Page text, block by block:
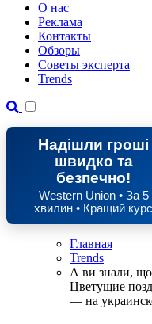
О нас
Реклама
Контакты
Обзоры
Советы эксперта
Trends
Надішли гроші
швидко та
безпечно!
Western Union • За 5
хвилин • Кращий курс
Главная
Trends
А ви знали,
Цветущие
— на